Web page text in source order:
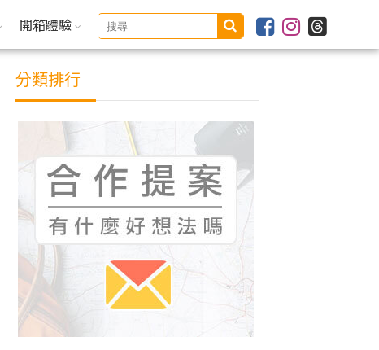
開箱體驗
分類排行